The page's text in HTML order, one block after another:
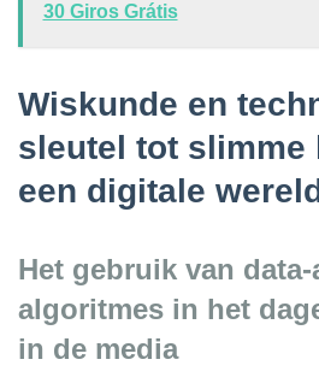
30 Giros Grátis
Wiskunde en
sleutel tot slimme
een digitale
Het gebruik van data-
algoritmes in het
in de media